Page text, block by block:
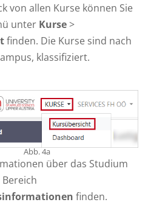
von allen Kurse können Sie
unter Kurse>
finden. Die Kurse sind nach
klassifiziert.
Abb. 4a
über das Studium
finden.